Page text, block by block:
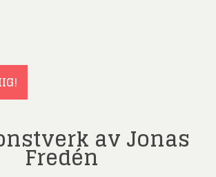
av Jonas
Fredén